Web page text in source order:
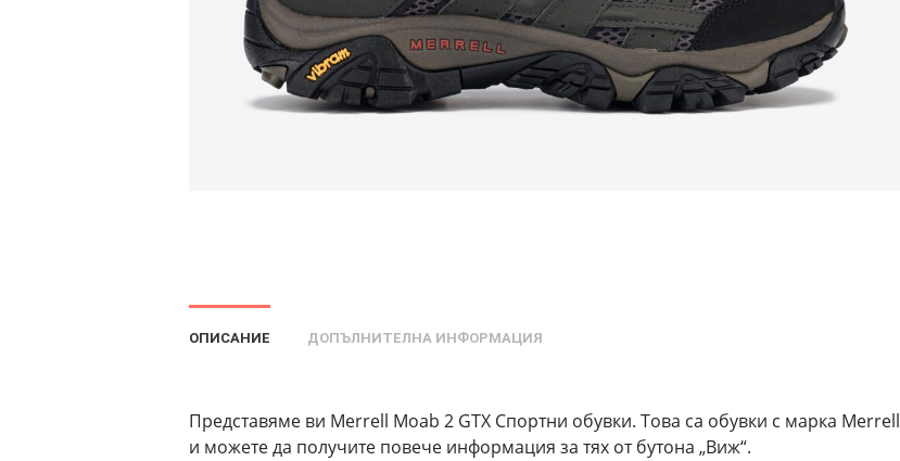
ОПИСАНИЕ ДОПЪЛНИТЕЛНА ИНФОРМАЦИЯ
Представяме ви Merrell Moab 2 GTX Спортни обувки. Това са обувки с марка Merrell
и можете да получите повече информация за тях от бутона „Виж“.